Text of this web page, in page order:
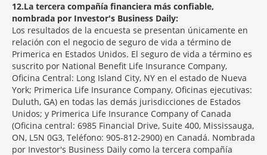
12 La tercera compañía financiera más confiable,
nombrada por Investor's Business Daily:
Los resultados de la encuesta se presentan únicamente en
relación con el negocio de seguro de vida a término de
Primerica en Estados Unidos. El seguro de vida a término es
suscrito por National Benefit Life Insurance Company,
Oficina Central: Long Island City, NY en el estado de Nueva
York; Primerica Life Insurance Company, Oficinas ejecutivas:
Duluth, GA) en todas las demás jurisdicciones de Estados
Unidos; y Primerica Life Insurance Company of Canada
(Oficina central: 6985 Financial Drive, Suite 400, Mississauga,
ON, L5N 0G3, Teléfono: 905-812-2900) en Canadá. Nombrada
por Investor's Business Daily como la tercera compañía